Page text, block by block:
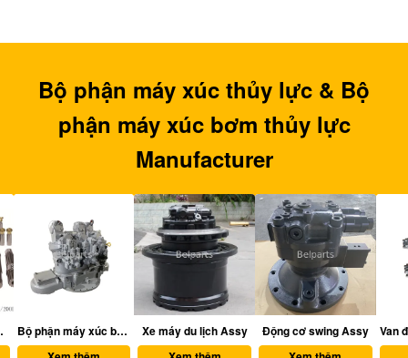
Bộ phận máy xúc thủy lực & Bộ
phận máy xúc bơm thủy lực
Manufacturer
lực
Bộ phận máy xúc bơm thủy lực
Xe máy du lịch Assy
Động cơ swing Assy